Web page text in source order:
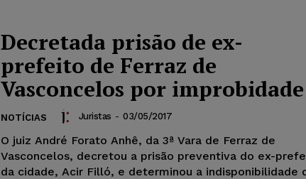
Decretada prisão de ex-
prefeito de Ferraz de
Vasconcelos por improbidade
NOTÍCIAS Juristas - 03/05/2017
O juiz André Forato Anhê, da 3ª Vara de Ferraz de
Vasconcelos, decretou a prisão preventiva do ex-
da cidade, Acir Filló, e determinou a indisponibilidade